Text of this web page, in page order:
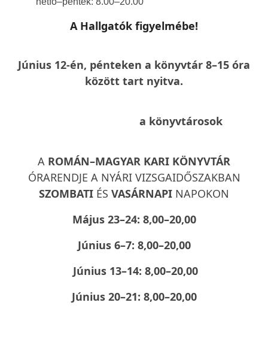
A Hallgatók figyelmébe!
Június 12-én, pénteken a könyvtár 8–15 óra
között tart nyitva.
a könyvtárosok
A ROMÁN–MAGYAR KARI KÖNYVTÁR
ÓRARENDJE A NYÁRI VIZSGAIDŐSZAKBAN
SZOMBATI ÉS VASÁRNAPI NAPOKON
Május 23–24: 8,00–20,00
Június 6–7: 8,00–20,00
Június 13–14: 8,00–20,00
Június 20–21: 8,00–20,00